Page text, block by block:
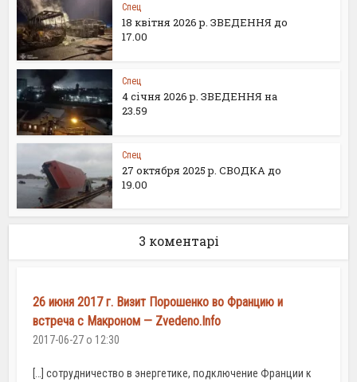
Спец
18 квітня 2026 р. ЗВЕДЕННЯ до
17.00
Спец
4 січня 2026 р. ЗВЕДЕННЯ на
23.59
Спец
27 октября 2025 р. СВОДКА до
19.00
3 коментарі
26 июня 2017 г. Визит Порошенко во Францию и
встреча с Макроном — Zvedeno.Info
2017-06-27 о 12:30
[…] сотрудничество в энергетике, подключение Франции к